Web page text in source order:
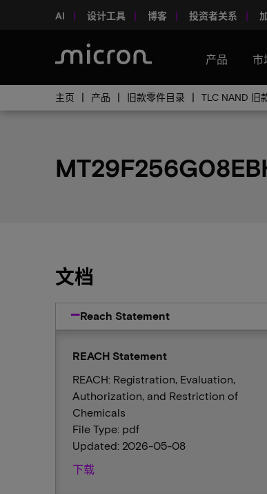
AI 设计工具 博客 投资者关系
产品 市
主页 产品 旧款零件目录 TLC NAND 旧
文档
Reach Statement
REACH Statement
REACH: Registration, Evaluation,
Authorization, and Restriction of
Chemicals
File Type: pdf
Updated: 2026-05-08
下载